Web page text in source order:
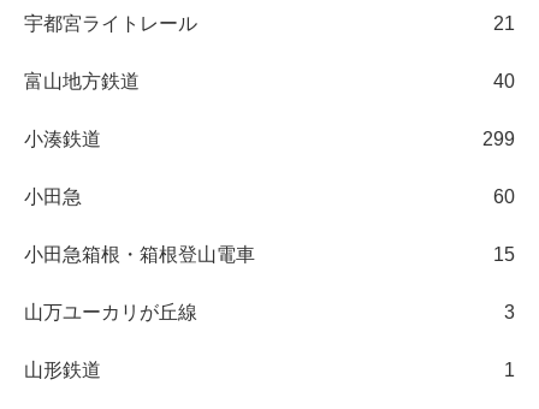
宇都宮ライトレール 21
富山地方鉄道 40
小湊鉄道 299
小田急 60
小田急箱根・箱根登山電車 15
山万ユーカリが丘線 3
山形鉄道 1